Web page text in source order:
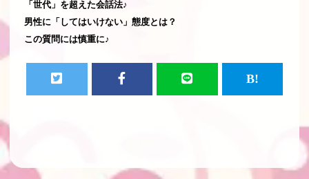
「世代」を超えた会話法♪
男性に「してはいけない」態度とは？
この質問には慎重に♪